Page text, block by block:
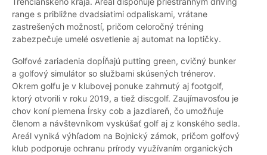
range s približne dvadsiatimi odpaliskami, vrátane
zastrešených možností, pričom celoročný tréning
zabezpečuje umelé osvetlenie aj automat na loptičky.
Golfové zariadenia dopĺňajú putting green, cvičný bunker
a golfový simulátor so službami skúsených trénerov.
Okrem golfu je v klubovej ponuke zahrnutý aj footgolf,
ktorý otvorili v roku 2019, a tiež discgolf. Zaujímavosťou je
chov koní plemena Írsky cob a jazdiareň, čo umožňuje
členom a návštevníkom vyskúšať golf aj z konského sedla.
Areál vyniká výhľadom na Bojnický zámok, pričom golfový
klub podporuje ochranu prírody využívaním organických